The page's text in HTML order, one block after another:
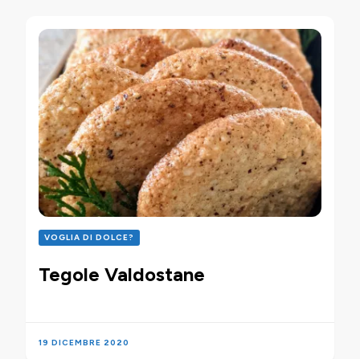
VOGLIA DI DOLCE?
Tegole Valdostane
19 DICEMBRE 2020